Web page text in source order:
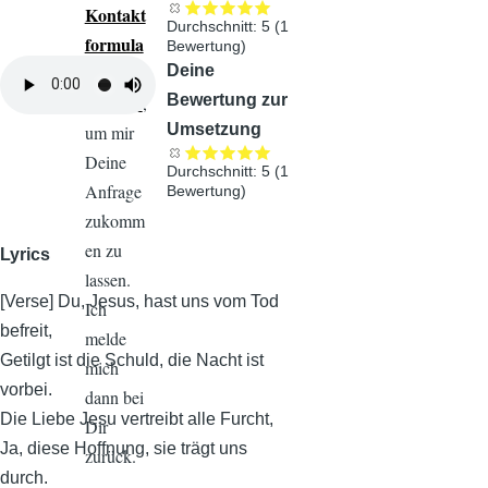
Durchschnitt:5 (1
Bewertung)
Deine
Bewertung zur
Umsetzung
Durchschnitt:5 (1
Bewertung)
Lyrics
[Verse] Du, Jesus, hast uns vom Tod
befreit,
Getilgt ist die Schuld, die Nacht ist
vorbei.
Die Liebe Jesu vertreibt alle Furcht,
Ja, diese Hoffnung, sie trägt uns
durch.
Kontakt
formula
r der
,
um mir
Deine
Anfrage
zukomm
en zu
lassen.
Ich
melde
mich
dann bei
Dir
zurück.